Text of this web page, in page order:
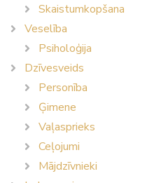
Skaistumkopšana
Veselība
Psiholoģija
Dzīvesveids
Personība
Ģimene
Vaļasprieks
Ceļojumi
Mājdzīvnieki